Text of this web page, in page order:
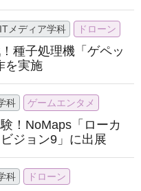
ITメディア学科 ドローン
種子処理機「ゲペッ
を実施
科 ゲームエンタメ
！NoMaps「ローカ
ジョン9」に出展
科 ドローン